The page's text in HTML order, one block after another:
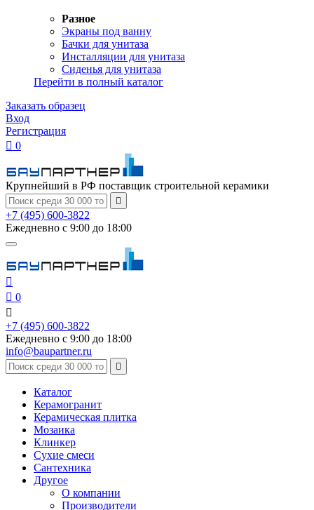
Разное
Экраны под ванну
Бачки для унитаза
Инсталляции для унитаза
Сиденья для унитаза
Перейти в полный каталог
Заказать образец
Вход
Регистрация
 0
Крупнейший в РФ поставщик строительной керамики

+7 (495) 600-3822
Ежедневно с 9:00 до 18:00

 0

+7 (495) 600-3822
Ежедневно с 9:00 до 18:00
info@baupartner.ru

Каталог
Керамогранит
Керамическая плитка
Мозаика
Клинкер
Сухие смеси
Сантехника
Другое
О компании
Производители